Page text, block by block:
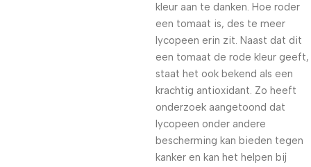
kleur aan te danken. Hoe roder
een tomaat is, des te meer
lycopeen erin zit. Naast dat dit
een tomaat de rode kleur geeft,
staat het ook bekend als een
krachtig antioxidant. Zo heeft
onderzoek aangetoond dat
lycopeen onder andere
bescherming kan bieden tegen
kanker en kan het helpen bij